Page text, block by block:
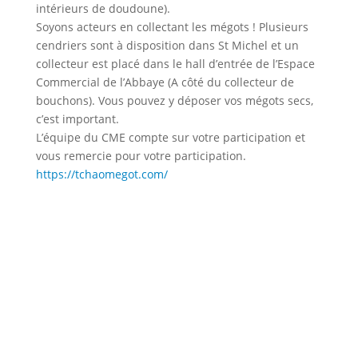
intérieurs de doudoune).
Soyons acteurs en collectant les mégots ! Plusieurs
cendriers sont à disposition dans St Michel et un
collecteur est placé dans le hall d’entrée de l’Espace
Commercial de l’Abbaye (A côté du collecteur de
bouchons). Vous pouvez y déposer vos mégots secs,
c’est important.
L’équipe du CME compte sur votre participation et
vous remercie pour votre participation.
https://tchaomegot.com/